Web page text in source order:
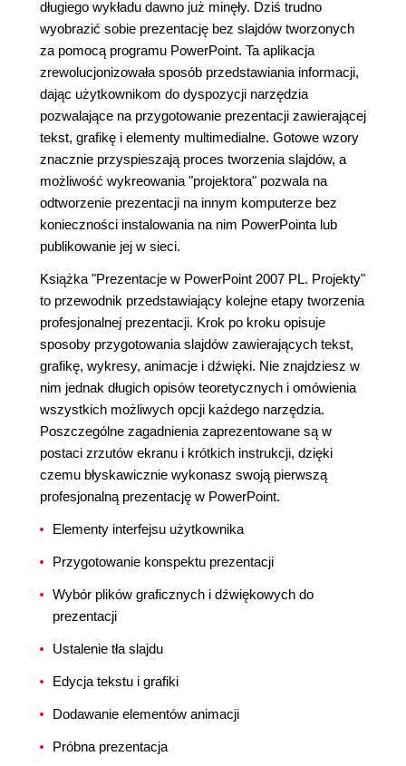
długiego wykładu dawno już minęły. Dziś trudno
wyobrazić sobie prezentację bez slajdów tworzonych
za pomocą programu PowerPoint. Ta aplikacja
zrewolucjonizowała sposób przedstawiania informacji,
dając użytkownikom do dyspozycji narzędzia
pozwalające na przygotowanie prezentacji zawierającej
tekst, grafikę i elementy multimedialne. Gotowe wzory
znacznie przyspieszają proces tworzenia slajdów, a
możliwość wykreowania "projektora" pozwala na
odtworzenie prezentacji na innym komputerze bez
konieczności instalowania na nim PowerPointa lub
publikowanie jej w sieci.
Książka "Prezentacje w PowerPoint 2007 PL. Projekty"
to przewodnik przedstawiający kolejne etapy tworzenia
profesjonalnej prezentacji. Krok po kroku opisuje
sposoby przygotowania slajdów zawierających tekst,
grafikę, wykresy, animacje i dźwięki. Nie znajdziesz w
nim jednak długich opisów teoretycznych i omówienia
wszystkich możliwych opcji każdego narzędzia.
Poszczególne zagadnienia zaprezentowane są w
postaci zrzutów ekranu i krótkich instrukcji, dzięki
czemu błyskawicznie wykonasz swoją pierwszą
profesjonalną prezentację w PowerPoint.
Elementy interfejsu użytkownika
Przygotowanie konspektu prezentacji
Wybór plików graficznych i dźwiękowych do
prezentacji
Ustalenie tła slajdu
Edycja tekstu i grafiki
Dodawanie elementów animacji
Próbna prezentacja